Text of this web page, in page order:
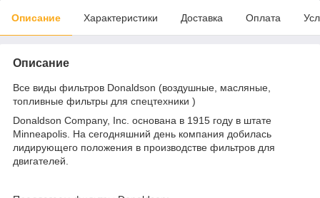
Описание Характеристики Доставка Оплата
Описание
Все виды фильтров Donaldson (воздушные, масляные,
топливные фильтры для спецтехники )
Donaldson Company, Inc. основана в 1915 году в штате
Minneapolis. На сегодняшний день компания добилась
лидирующего положения в производстве фильтров для
двигателей.